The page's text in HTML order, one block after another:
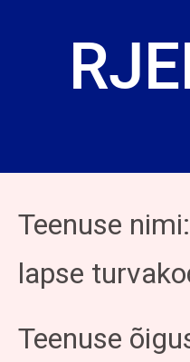
Teenuse
lapse
Teenuse